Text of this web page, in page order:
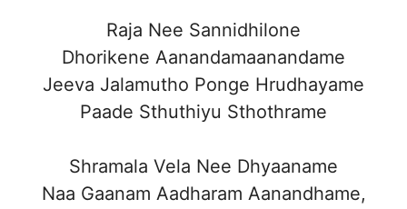
Raja Nee Sannidhilone
Dhorikene Aanandamaanandame
Jeeva Jalamutho Ponge Hrudhayame
Paade Sthuthiyu Sthothrame
Shramala Vela Nee Dhyaaname
Naa Gaanam Aadharam Aanandhame,